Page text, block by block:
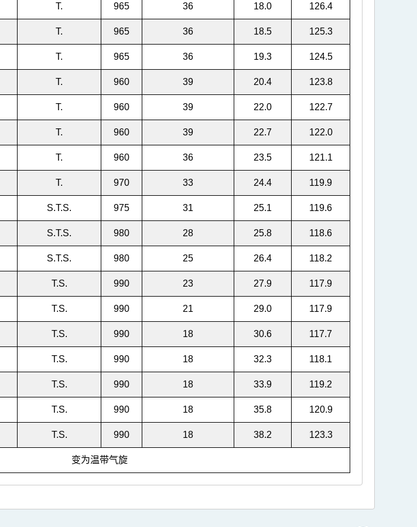
T. 965 36 18.0 126.4
T. 965 36 18.5 125.3
T. 965 36 19.3 124.5
T. 960 39 20.4 123.8
T. 960 39 22.0 122.7
T. 960 39 22.7 122.0
T. 960 36 23.5 121.1
T. 970 33 24.4 119.9
S.T.S. 975 31 25.1 119.6
S.T.S. 980 28 25.8 118.6
S.T.S. 980 25 26.4 118.2
T.S. 990 23 27.9 117.9
T.S. 990 21 29.0 117.9
T.S. 990 18 30.6 117.7
T.S. 990 18 32.3 118.1
T.S. 990 18 33.9 119.2
T.S. 990 18 35.8 120.9
T.S. 990 18 38.2 123.3
变为温带气旋